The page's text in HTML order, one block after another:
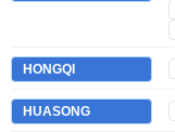
HONGQI
HUASONG